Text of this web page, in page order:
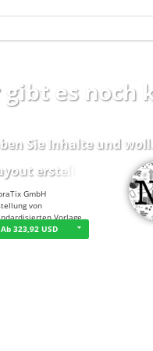
gibt es
Sie Inhalte und
erstellen
GmbH
von
Vorlage…
Ab 323,92 USD